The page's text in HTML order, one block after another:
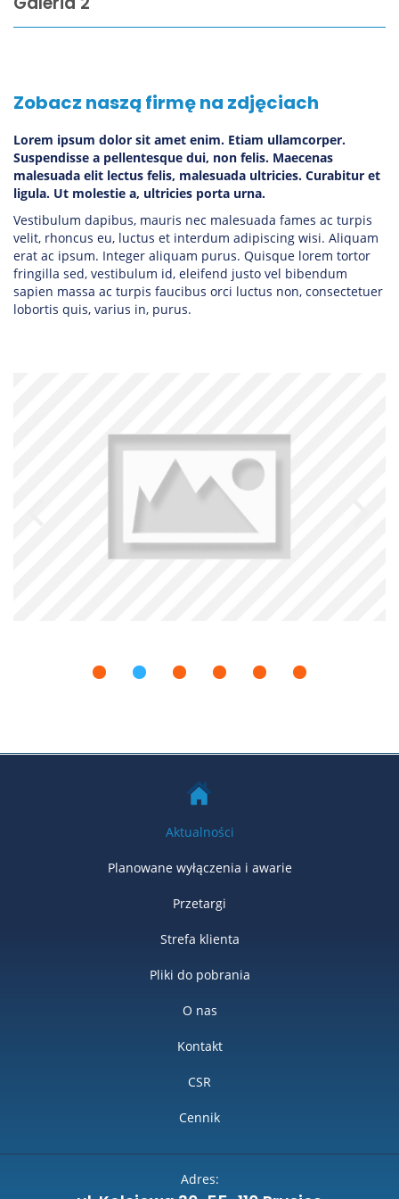
Galeria 2
Zobacz naszą firmę na zdjęciach
Lorem ipsum dolor sit amet enim. Etiam ullamcorper.
Suspendisse a pellentesque dui, non felis. Maecenas
malesuada elit lectus felis, malesuada ultricies. Curabitur et
ligula. Ut molestie a, ultricies porta urna.
Vestibulum dapibus, mauris nec malesuada fames ac turpis
velit, rhoncus eu, luctus et interdum adipiscing wisi. Aliquam
erat ac ipsum. Integer aliquam purus. Quisque lorem tortor
fringilla sed, vestibulum id, eleifend justo vel bibendum
sapien massa ac turpis faucibus orci luctus non, consectetuer
lobortis quis, varius in, purus.
Aktualności
Planowane wyłączenia i awarie
Przetargi
Strefa klienta
Pliki do pobrania
O nas
Kontakt
CSR
Cennik
Adres: